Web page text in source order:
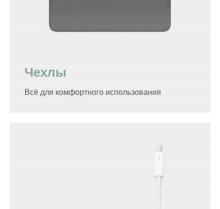
Чехлы
Всё для комфортного использования